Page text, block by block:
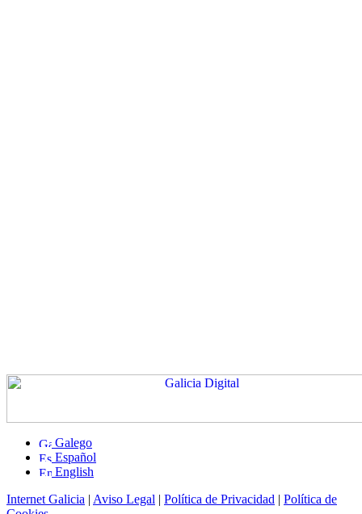
Galego
Español
English
Internet Galicia | Aviso Legal | Política de Privacidad | Política de